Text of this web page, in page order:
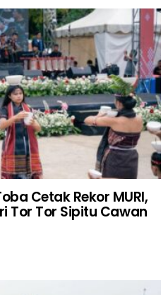
Cetak Rekor MURI,
Tor Tor Sipitu Cawan